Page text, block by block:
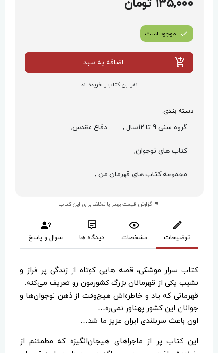
135,000 تومان
موجود است
اضافه به سبد
نفر این کتاب را خریده اند
دسته بندی:
گروه سنی 9 تا 12سال , دفاع مقدس,
کتاب های نوجوان,
مجموعه کتاب های قهرمان من ,
گزارش قیمت بهتر یا تخلف برای این کتاب
توضیحات مشخصات دیدگاه ها سوال و پاسخ
کتاب سرار موشکی، قصه هایی کوتاه از زندگی پر فراز و
نشیب یکی از قهرمانان بزرگ کشورمون رو تعریف می‌کنه.
قهرمانی که یاد و خاطره‌اش هیچ‌وقت از ذهن نوجوان‌ها و
جوانان این کشور پهناور نمی‌ره…
اون باعث سربلندی ایران عزیز ما شد…
این کتاب پر از ماجراهای هیجان‌انگیزه که مطمئنم از